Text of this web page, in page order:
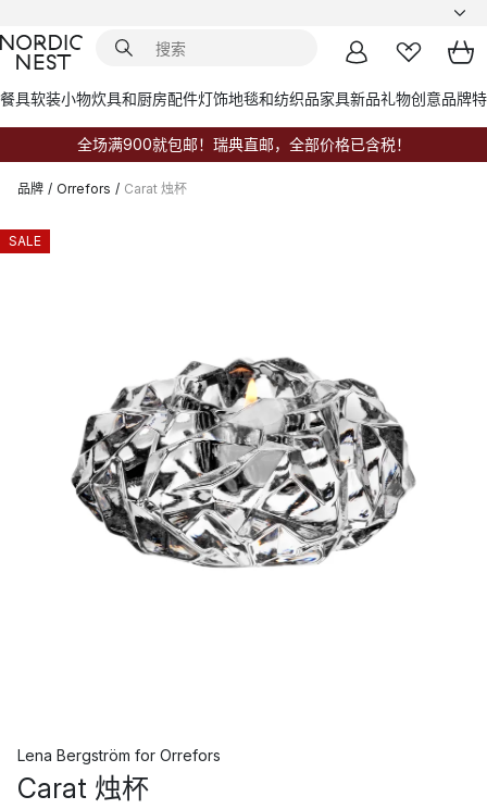
餐具软装小物炊具和厨房配件灯饰地毯和纺织品家具新品礼物创意品牌
全场满900就包邮！瑞典直邮，全部价格已含税！
品牌 / Orrefors / Carat 烛杯
SALE
Lena Bergström for Orrefors
Carat 烛杯